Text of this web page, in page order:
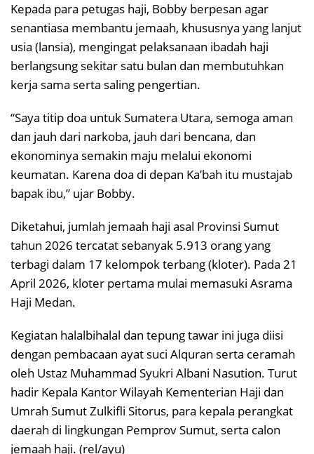
Kepada para petugas haji, Bobby berpesan agar
senantiasa membantu jemaah, khususnya yang lanjut
usia (lansia), mengingat pelaksanaan ibadah haji
berlangsung sekitar satu bulan dan membutuhkan
kerja sama serta saling pengertian.
“Saya titip doa untuk Sumatera Utara, semoga aman
dan jauh dari narkoba, jauh dari bencana, dan
ekonominya semakin maju melalui ekonomi
keumatan. Karena doa di depan Ka’bah itu mustajab
bapak ibu,” ujar Bobby.
Diketahui, jumlah jemaah haji asal Provinsi Sumut
tahun 2026 tercatat sebanyak 5.913 orang yang
terbagi dalam 17 kelompok terbang (kloter). Pada 21
April 2026, kloter pertama mulai memasuki Asrama
Haji Medan.
Kegiatan halalbihalal dan tepung tawar ini juga diisi
dengan pembacaan ayat suci Alquran serta ceramah
oleh Ustaz Muhammad Syukri Albani Nasution. Turut
hadir Kepala Kantor Wilayah Kementerian Haji dan
Umrah Sumut Zulkifli Sitorus, para kepala perangkat
daerah di lingkungan Pemprov Sumut, serta calon
jemaah haji. (rel/ayu)